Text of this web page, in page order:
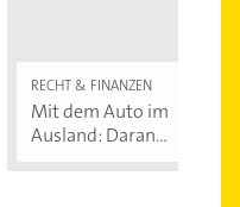
RECHT & FINANZEN
Mit dem Auto im
Ausland: Daran...